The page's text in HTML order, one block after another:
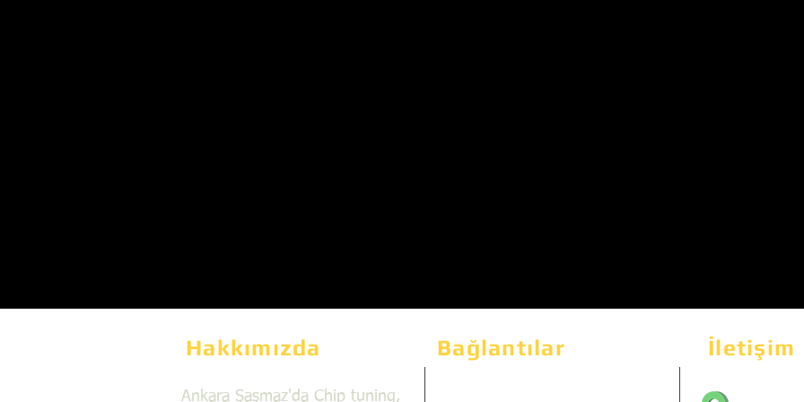
Hakkımızda Bağlantılar İletişim
Ankara Şaşmaz'da Chip tuning,